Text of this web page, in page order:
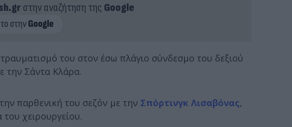
στην αναζήτηση της Google
του στον έσω πλάγιο σύνδεσμο του δεξιού
την Σάντα Κλάρα.
παρθενική του σεζόν με την Σπόρτινγκ Λισαβόνας,
χειρουργείου.